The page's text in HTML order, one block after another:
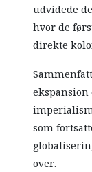
udvidede
hvor de
direkte
som
over.